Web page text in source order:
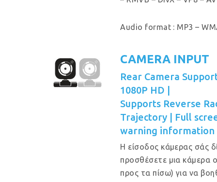
Audio format : MP3 –
CAMERA INPUT
Rear Camera
1080P HD |
Supports Reverse
Trajectory | Full
warning information
Η είσοδος κάμερας σάς
προσθέσετε μια κάμερα
προς τα πίσω) για να